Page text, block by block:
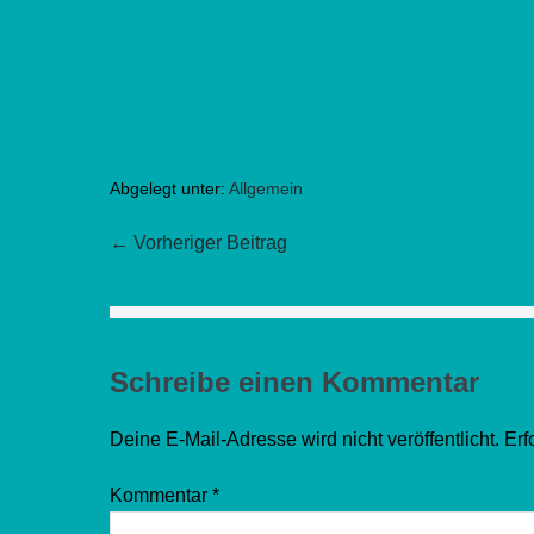
Abgelegt unter: Allgemein
Beitragsnavigation
← Vorheriger Beitrag
Schreibe einen Kommentar
Deine E-Mail-Adresse wird nicht veröffentlicht.
Kommentar *